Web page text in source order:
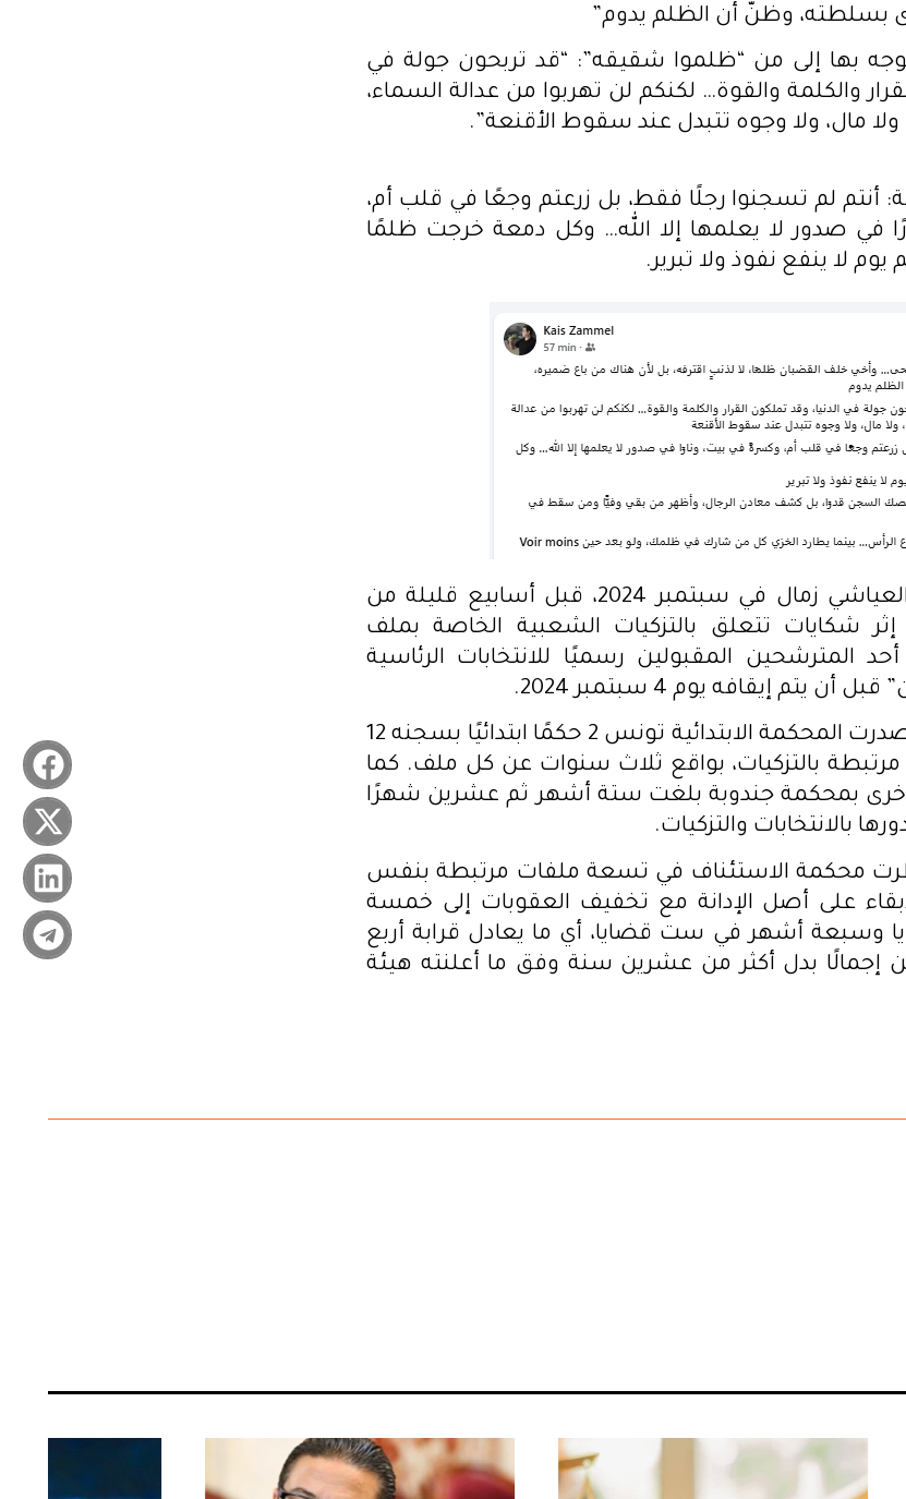
بسلطته، وظنّ أن الظلم يدوم”
بها إلى من “ظلموا شقيقه”: “قد تربحون جولة في
والكلمة والقوة… لكنكم لن تهربوا من عدالة السماء،
مال، ولا وجوه تتبدل عند سقوط الأقنعة”.
أنتم لم تسجنوا رجلًا فقط، بل زرعتم وجعًا في قلب أم،
في صدور لا يعلمها إلا الله… وكل دمعة خرجت ظلمًا
لا ينفع نفوذ ولا تبرير.
بدأت التتبعات ضد العياشي زمال في سبتمبر 2024، قبل أسابيع قليلة من
إثر شكايات تتعلق بالتزكيات الشعبية الخاصة بملف
المترشحين المقبولين رسميًا للانتخابات الرئاسية
يتم إيقافه يوم 4 سبتمبر 2024.
وفي 1 أكتوبر 2024، أصدرت المحكمة الابتدائية تونس 2 حكمًا ابتدائيًا بسجنه 12
بالتزكيات، بواقع ثلاث سنوات عن كل ملف. كما
بمحكمة جندوبة بلغت ستة أشهر ثم عشرين شهرًا
بالانتخابات والتزكيات.
2025، نظرت محكمة الاستئناف في تسعة ملفات مرتبطة بنفس
على أصل الإدانة مع تخفيف العقوبات إلى خمسة
وسبعة أشهر في ست قضايا، أي ما يعادل قرابة أربع
بدل أكثر من عشرين سنة وفق ما أعلنته هيئة